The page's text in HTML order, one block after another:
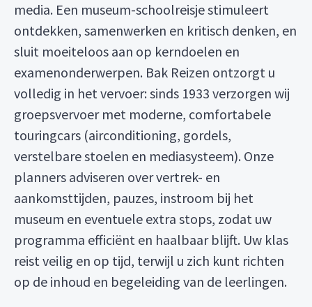
media. Een museum-schoolreisje stimuleert
ontdekken, samenwerken en kritisch denken, en
sluit moeiteloos aan op kerndoelen en
examenonderwerpen. Bak Reizen ontzorgt u
volledig in het vervoer: sinds 1933 verzorgen wij
groepsvervoer met moderne, comfortabele
touringcars (airconditioning, gordels,
verstelbare stoelen en mediasysteem). Onze
planners adviseren over vertrek- en
aankomsttijden, pauzes, instroom bij het
museum en eventuele extra stops, zodat uw
programma efficiënt en haalbaar blijft. Uw klas
reist veilig en op tijd, terwijl u zich kunt richten
op de inhoud en begeleiding van de leerlingen.